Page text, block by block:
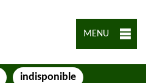
MENU
indisponible